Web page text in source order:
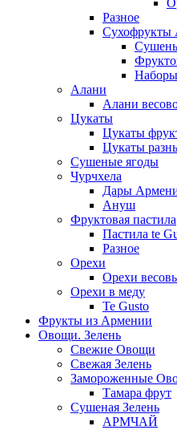
Разное
Сухофрукты
Алани
Алани
Цукаты
Цукаты
Цукаты
Сушеные ягоды
Чурчхела
Дары
Ануш
Фруктовая пастила
Пастила te
Разное
Орехи
Орехи
Орехи в меду
Te Gusto
Фрукты из Армении
Овощи. Зелень
Свежие Овощи
Свежая Зелень
Замороженные
Тамара фрут
Сушеная Зелень
АРМЧАЙ